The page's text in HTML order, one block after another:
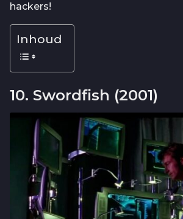
hackers!
Inhoud
10. Swordfish (2001)